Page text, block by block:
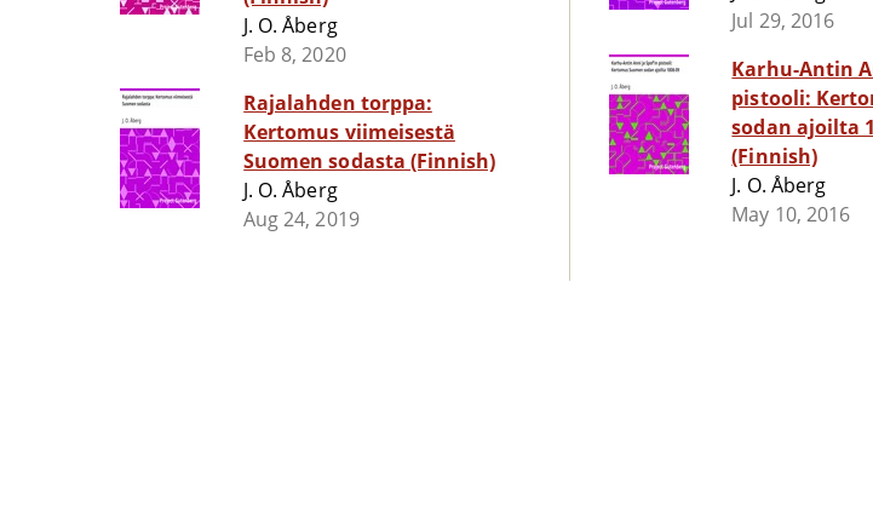
J. O. Åberg
Feb 8, 2020
Rajalahden torppa:
Kertomus viimeisestä
Suomen sodasta (Finnish)
J. O. Åberg
Aug 24, 2019
Jul 29, 2016
Karhu-Antin
pistooli:
sodan ajoilta
(Finnish)
J. O. Åberg
May 10, 2016